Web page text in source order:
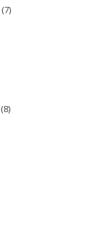
(7)
(8)